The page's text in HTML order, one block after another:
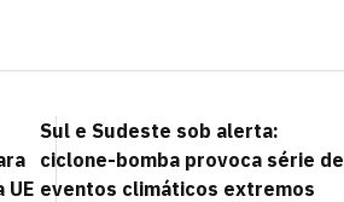
UE
Sul e Sudeste sob alerta:
ciclone-bomba provoca série de
eventos climáticos extremos